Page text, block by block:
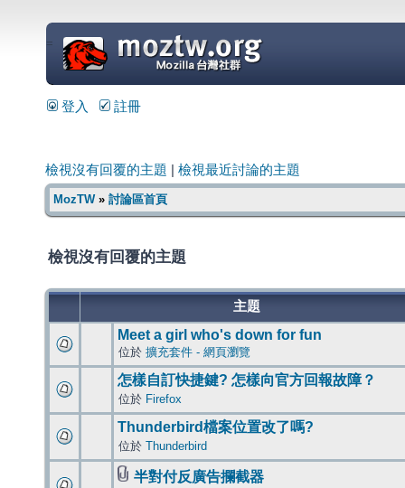
=
登入 註冊
檢視沒有回覆的主題 檢視最近討論的主題
MozTW» 討論區首頁
檢視沒有回覆的主題
主題
Meet a girl who's down for fun
位於 擴充套件 - 網頁瀏覽
怎樣自訂快捷鍵? 怎樣向官方回報故障？
位於 Firefox
Thunderbird檔案位置改了嗎?
位於 Thunderbird
半對付反廣告攔截器